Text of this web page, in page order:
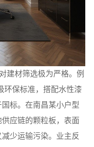
建材筛选极为严格。例
环保标准，搭配水性漆
标。在南昌某小户型
应链的颗粒板，表面
少运输污染。业主反